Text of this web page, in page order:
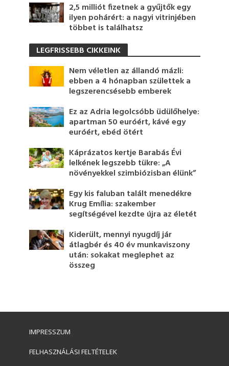
2,5 milliót fizetnek a gyűjtők egy
ilyen pohárért: a nagyi vitrinjében
többet is találhatsz
LEGFRISSEBB CIKKEINK
Nem véletlen az állandó mázli:
ebben a 4 hónapban születtek a
legszerencsésebb emberek
Ez az Adria legolcsóbb üdülőhelye:
apartman 50 euróért, kávé egy
euróért, ebéd ötért
Káprázatos kertje Barabás Évi
lelkének legszebb tükre: „A
növényekkel szimbiózisban élünk”
Egy kis faluban talált menedékre
Krug Emília: szakember
segítségével kezdte újra az életét
Kiderült, mennyi nyugdíj jár
átlagbér és 40 év munkaviszony
után: sokakat meglephet az
összeg
IMPRESSZUM
FELHASZNÁLÁSI FELTÉTELEK